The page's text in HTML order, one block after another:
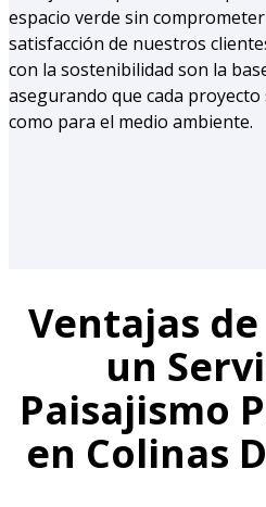
espacio verde sin
satisfacción de nuestros
con la sostenibilidad son la
asegurando que cada
como para el medio ambiente.
Ventajas
un
Paisajismo
en Colinas